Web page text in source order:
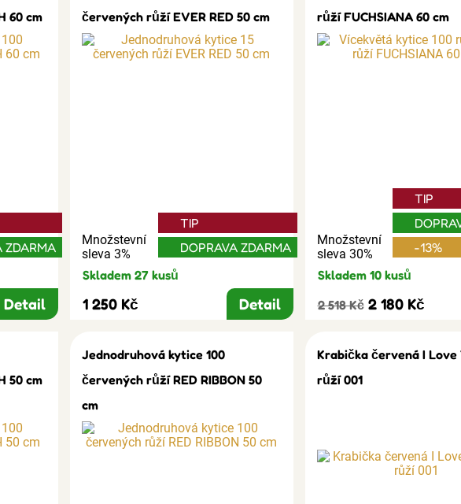
60 cm
ZDARMA
Detail
červených růží EVER RED 50 cm
Množstevní
sleva 3%
TIP
DOPRAVA ZDARMA
Skladem 27 kusů
1 250 Kč Detail
růží FUCHSIANA 60 cm
Množstevní
sleva 30%
TIP
-13%
Skladem 10 kusů
2 518 Kč 2 180 Kč
50 cm
Jednodruhová kytice 100
červených růží RED RIBBON 50
cm
Krabička červená I Love
růží 001